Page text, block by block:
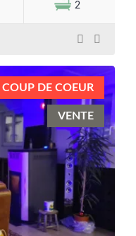
2
COUP DE COEUR
VENTE